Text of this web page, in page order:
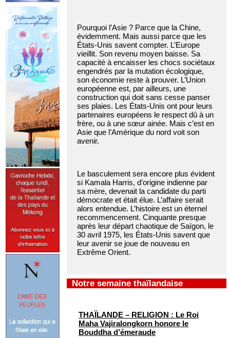
Pourquoi l’Asie ? Parce que la Chine,
évidemment. Mais aussi parce que les
États-Unis savent compter. L’Europe
vieillit. Son revenu moyen baisse. Sa
capacité à encaisser les chocs sociétaux
engendrés par la mutation écologique,
son économie reste à prouver. L’Union
européenne est, par ailleurs, une
construction qui doit sans cesse panser
ses plaies. Les États-Unis ont pour leurs
partenaires européens le respect dû à un
frère, ou à une sœur ainée. Mais c’est en
Asie que l’Amérique du nord voit son
avenir.
Le basculement sera encore plus évident
si Kamala Harris, d’origine indienne par
sa mère, devenait la candidate du parti
démocrate et était élue. L’affaire serait
alors entendue. L’histoire est un éternel
recommencement. Cinquante presque
après leur départ chaotique de Saïgon, le
30 avril 1975, les États-Unis savent que
leur avenir se joue de nouveau en
Extrême Orient.
Notre semaine thaïlandaise
THAÏLANDE – RELIGION : Le Roi
Maha Vajiralongkorn honore le
Bouddha d’émeraude